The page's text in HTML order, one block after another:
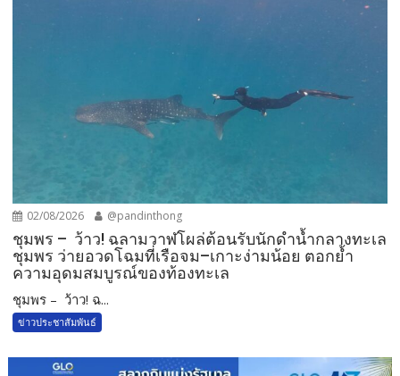
02/08/2026 @pandinthong
ชุมพร – ว้าว! ฉลามวาฬโผล่ต้อนรับนักดำน้ำกลางทะเล
ชุมพร ว่ายอวดโฉมที่เรือจม–เกาะง่ามน้อย ตอกย้ำ
ความอุดมสมบูรณ์ของท้องทะเล
ชุมพร – ว้าว! ฉ...
ข่าวประชาสัมพันธ์